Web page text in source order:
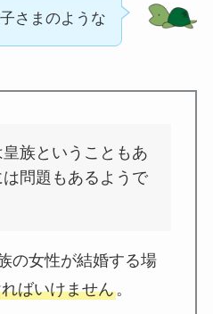
さまのような
族ということもあ
は問題もあるようで
の女性が結婚する場
ばいけません。